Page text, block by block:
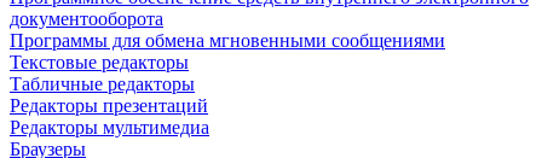
документооборота
Программы для обмена мгновенными сообщениями
Текстовые редакторы
Табличные редакторы
Редакторы презентаций
Редакторы мультимедиа
Браузеры